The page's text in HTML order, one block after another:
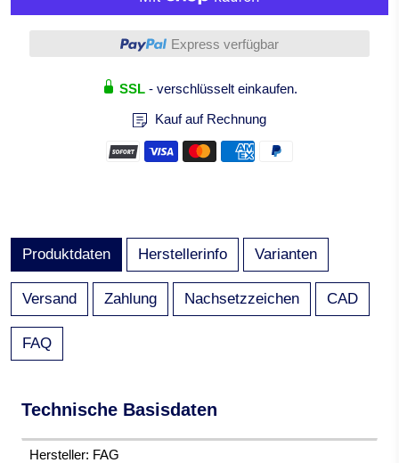
Weitere Bezahlmöglichkeiten
Express verfügbar
SSL - verschlüsselt einkaufen.
Kauf auf Rechnung
Produktdaten Herstellerinfo Varianten
Versand Zahlung Nachsetzzeichen CAD
FAQ
Technische Basisdaten
Hersteller: FAG